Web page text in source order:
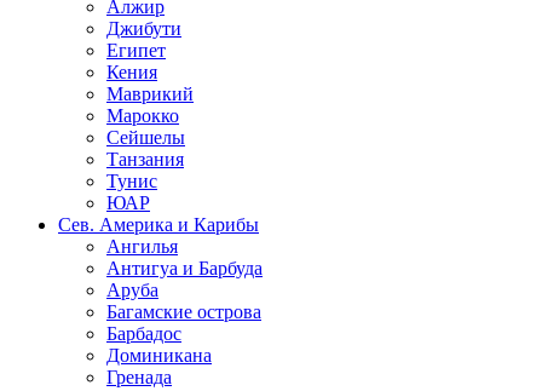
Алжир
Джибути
Египет
Кения
Маврикий
Марокко
Сейшелы
Танзания
Тунис
ЮАР
Сев. Америка и Карибы
Ангилья
Антигуа и Барбуда
Аруба
Багамские острова
Барбадос
Доминикана
Гренада